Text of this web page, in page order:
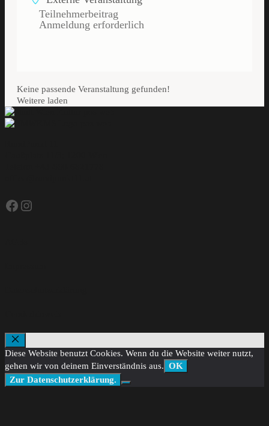
Teilnehmerbeitrag
Anmeldung erforderlich
Keine passende Veranstaltung gefunden!
Weitere laden
Facebook Instagram
Schließen
Diese Website benutzt Cookies. Wenn du die Website weiter nutzt,
gehen wir von deinem Einverständnis aus. OK
Zur Datenschutzerklärung.